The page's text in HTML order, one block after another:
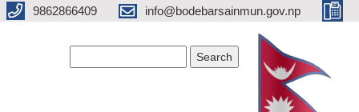
9862866409 info@bodebarsainmun.gov.np